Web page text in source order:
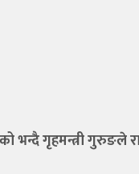
भन्दै गृहमन्त्री गुरुङले